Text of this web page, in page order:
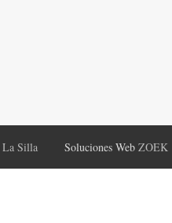
La Silla Soluciones Web ZOEK